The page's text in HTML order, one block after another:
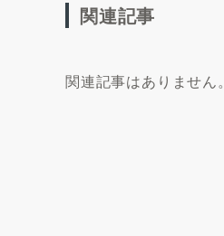
関連記事
関連記事はありません。